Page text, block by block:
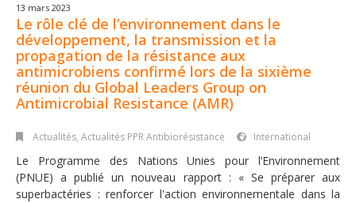
13 mars 2023
Le rôle clé de l’environnement dans le
développement, la transmission et la
propagation de la résistance aux
antimicrobiens confirmé lors de la sixième
réunion du Global Leaders Group on
Antimicrobial Resistance (AMR)
Actualités, Actualités PPR Antibiorésistance International
Le Programme des Nations Unies pour l’Environnement
(PNUE) a publié un nouveau rapport : « Se préparer aux
superbactéries : renforcer l'action environnementale dans la